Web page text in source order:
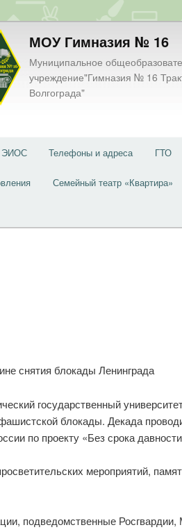
МОУ Гимназия № 16
Муниципальное
учреждение"Гимназия № 16
Волгограда"
ЭИОС Телефоны и адреса ГТО
Семейный театр «Квартира»
снятия блокады Ленинграда
государственный
блокады. Декада
по проекту «Без срока
мероприятий,
подведомственные